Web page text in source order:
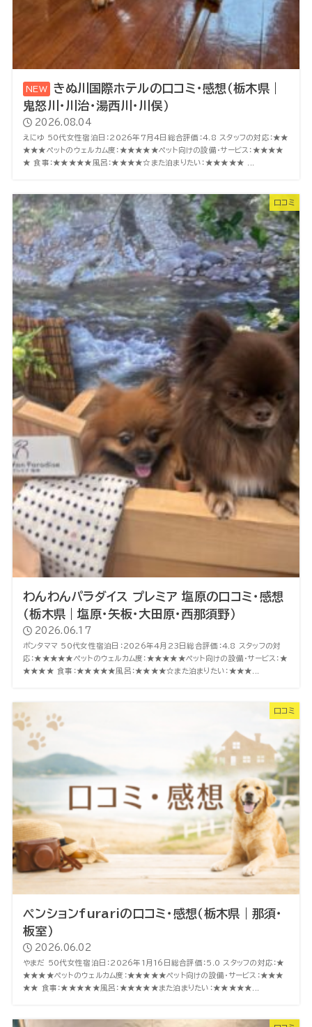
きぬ川国際ホテルの口コミ・感想（栃木県｜
鬼怒川・川治・湯西川・川俣）
2026.08.04
えにゆ 50代女性宿泊日：2026年7月4日総合評価：4.8 スタッフの対応：★★
★★★ペットのウェルカム度：★★★★★ペット向けの設備・サービス：★★★★
★ 食事：★★★★★風呂：★★★★☆また泊まりたい：★★★★★ ...
口コミ
わんわんパラダイス プレミア 塩原の口コミ・感想
（栃木県｜塩原・矢板・大田原・西那須野）
2026.06.17
ポンタママ 50代女性宿泊日：2026年4月23日総合評価：4.8 スタッフの対
応：★★★★★ペットのウェルカム度：★★★★★ペット向けの設備・サービス：★
★★★★ 食事：★★★★★風呂：★★★★☆また泊まりたい：★★★...
口コミ
ペンションfurariの口コミ・感想（栃木県｜那須・
板室）
2026.06.02
やまだ 50代女性宿泊日：2026年1月16日総合評価：5.0 スタッフの対応：★
★★★★ペットのウェルカム度：★★★★★ペット向けの設備・サービス：★★★
★★ 食事：★★★★★風呂：★★★★★また泊まりたい：★★★★★...